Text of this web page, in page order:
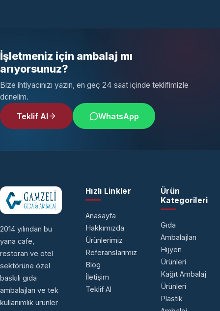
İşletmeniz için ambalaj mı
arıyorsunuz?
Bize ihtiyacınızı yazın, en geç 24 saat içinde teklifimizle
dönelim.
Teklif Al WhatsApp
2014 yılından bu
yana cafe,
restoran ve otel
sektörüne özel
baskılı gıda
ambalajları ve tek
kullanımlık ürünler
Hızlı Linkler
Anasayfa
Hakkımızda
Ürünlerimiz
Referanslarımız
Blog
İletişim
Teklif Al
Ürün
Kategorileri
Gıda
Ambalajları
Hijyen
Ürünleri
Kağıt Ambalaj
Ürünleri
Plastik